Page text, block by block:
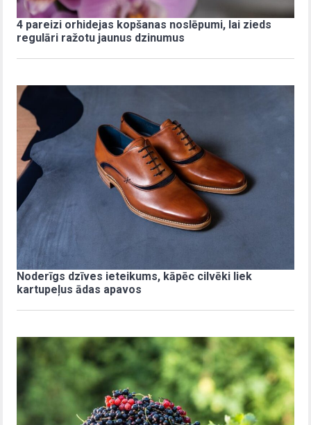
4 pareizi orhidejas kopšanas noslēpumi, lai zieds
regulāri ražotu jaunus dzinumus
Noderīgs dzīves ieteikums, kāpēc cilvēki liek
kartupeļus ādas apavos